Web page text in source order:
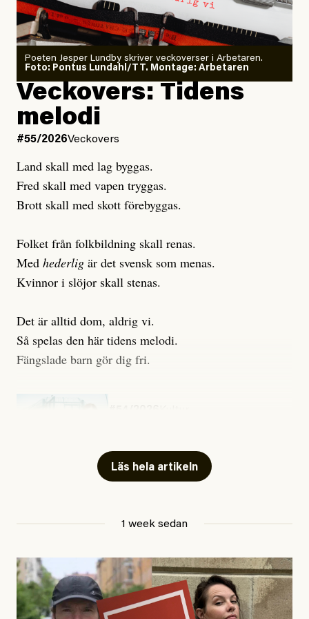
granskar vänstern
Publicerad6 August, 2026
Uppdaterad6 August, 2026
Joel Kellgren
Publicerad3 August, 2026
Uppdaterad3 August, 2026
Poeten Jesper Lundby skriver veckoverser i Arbetaren.
Foto: Pontus Lundahl/TT. Montage: Arbetaren
Veckovers: Tidens
melodi
#55/2026Veckovers
Land skall med lag byggas.
Fred skall med vapen tryggas.
Brott skall med skott förebyggas.
Folket från folkbildning skall renas.
Med hederlig är det svensk som menas.
Kvinnor i slöjor skall stenas.
Det är alltid dom, aldrig vi.
Så spelas den här tidens melodi.
Fängslade barn gör dig fri.
Läs hela artikeln
1 week sedan